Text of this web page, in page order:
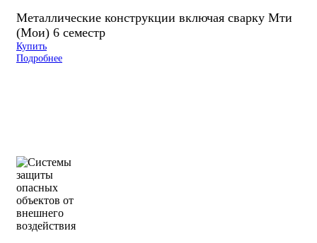
Металлические конструкции включая сварку Мти
(Мои) 6 семестр
Купить
Подробнее